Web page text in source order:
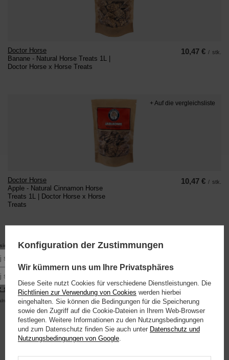
Doctor Horse
Banane - Natural Horse Treats 1L |
Doctor Horse x Horse Treats
10,47 € / stk.
Doctor Horse
Apple - Natural Cinnamon Horse
Treats 1L | Doctor Horse x Horse
Treats
10,47 € / stk.
+ Auf die vergleichsliste
Doctor Horse
Karotten - Natural Horse Treats 1L |
Doctor Horse x Horse Treats
10,47 €
do newslettera, aby otrzymać10% rabatuna pierwsze zakupy.
kwota zamówienia to 250 zł
Konfiguration der Zustimmungen
Wir kümmern uns um Ihre Privatsphäres
Diese Seite nutzt Cookies für verschiedene Dienstleistungen. Die
Richtlinien zur Verwendung von Cookies werden hierbei
eingehalten. Sie können die Bedingungen für die Speicherung
sowie den Zugriff auf die Cookie-Dateien in Ihrem Web-Browser
festlegen. Weitere Informationen zu den Nutzungsbedingungen
und zum Datenschutz finden Sie auch unter Datenschutz und
Nutzungsbedingungen von Google.